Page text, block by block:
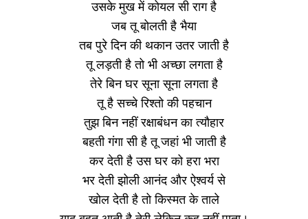
उसके मुख में कोयल सी राग है
जब तू बोलती है भैया
तब पुरे दिन की थकान उतर जाती है
तू लड़ती है तो भी अच्छा लगता है
तेरे बिन घर सूना सूना लगता है
तू है सच्चे रिश्तो की पहचान
तुझ बिन नहीं रक्षाबंधन का त्यौहार
बहती गंगा सी है तू जहां भी जाती है
कर देती है उस घर को हरा भरा
भर देती झोली आनंद और ऐश्वर्य से
खोल देती है तो किस्मत के ताले